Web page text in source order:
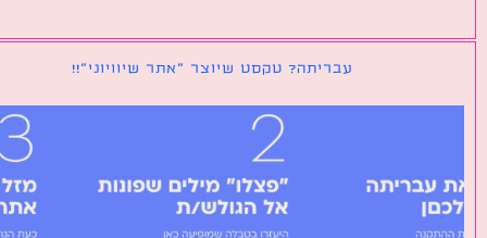
עבריתה? טקסט שיוצר ״אתר שיוויוני״!!